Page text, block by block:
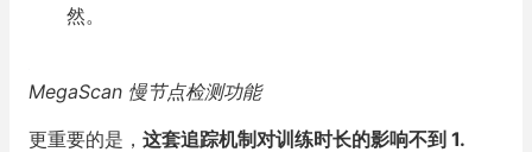
然。
MegaScan 慢节点检测功能
更重要的是， 这套追踪机制对训练时长的影响不到 1.